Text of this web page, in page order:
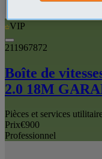
VIP
211967872
Boîte de
2.0 18M
Pièces et services
Prix€900
Professionnel